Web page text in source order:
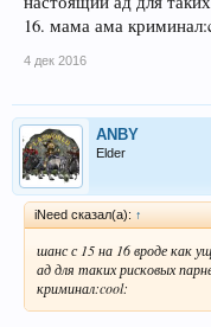
16. мама ама
4 дек 2016
ANBY
Elder
iNeed сказал(а): ↑
шанс с 15 на 16 вроде как
ад для таких рисковых
криминал:cool: